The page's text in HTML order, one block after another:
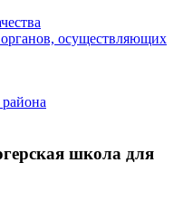
осуществляющих
школа для